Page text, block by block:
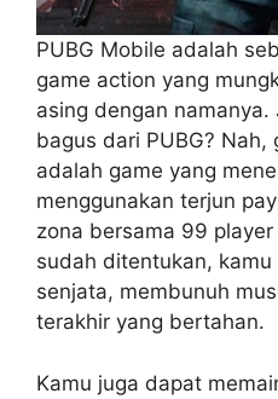
PUBG Mobile adalah
game action yang
asing dengan namanya.
bagus dari PUBG? Nah,
adalah game yang
menggunakan terjun
zona bersama 99
sudah ditentukan,
senjata, membunuh
terakhir yang bertahan.
Kamu juga dapat